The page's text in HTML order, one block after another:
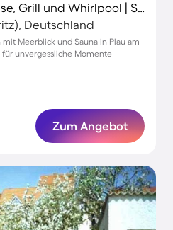
Ferienhaus mit Terrasse, Grill und Whirlpool | Seeblick
Deutschland
Meerblick und Sauna in Plau am
für unvergessliche Momente
Zum Angebot